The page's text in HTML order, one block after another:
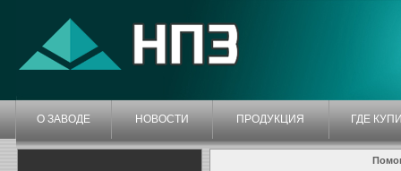
О ЗАВОДЕ НОВОСТИ ПРОДУКЦИЯ ГДЕ